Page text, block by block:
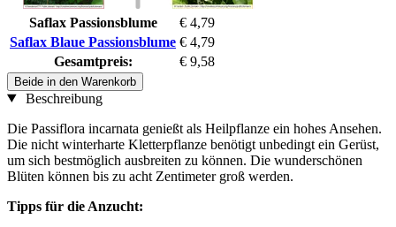
Saflax Passionsblume
€ 4,79
Saflax Blaue Passionsblume € 4,79
Gesamtpreis:
€ 9,58
Beide in den Warenkorb
Beschreibung
Die Passiflora incarnata genießt als Heilpflanze ein hohes Ansehen.
Die nicht winterharte Kletterpflanze benötigt unbedingt ein Gerüst,
um sich bestmöglich ausbreiten zu können. Die wunderschönen
Blüten können bis zu acht Zentimeter groß werden.
Tipps für die Anzucht: